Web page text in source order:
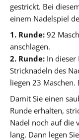
gestrickt. Bei
einem Nadelspiel
1. Runde: 92
anschlagen.
2. Runde: In dieser
Stricknadeln des
liegen 23 Maschen.
Damit Sie einen
Runde erhalten,
Nadel noch auf die
lang. Dann legen